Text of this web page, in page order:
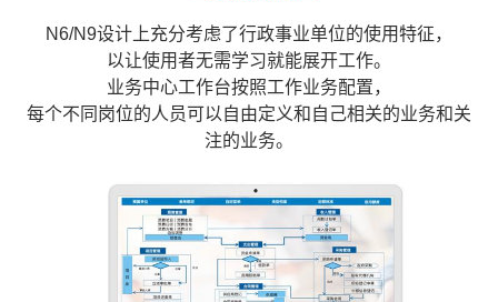
N6/N9设计上充分考虑了行政事业单位的使用特征，
以让使用者无需学习就能展开工作。
业务中心工作台按照工作业务配置，
每个不同岗位的人员可以自由定义和自己相关的业务和关
注的业务。